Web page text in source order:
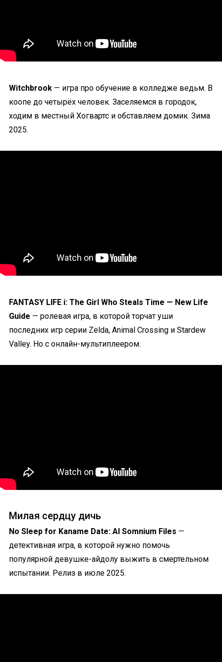
Witchbrook — игра про обучение в колледже ведьм. В
коопе до четырёх человек. Заселяемся в городок,
ходим в местный Хогвартс и обставляем домик. Зима
2025.
FANTASY LIFE i: The Girl Who Steals Time — New Life
Guide — ролевая игра, в которой торчат уши
последних игр серии Zelda, Animal Crossing и Stardew
Valley. Но с онлайн-мультиплеером.
Милая сердцу дичь
No Sleep for Kaname Date: AI Somnium Files —
детективная игра, в которой нужно помочь
популярной девушке-айдолу выжить в смертельном
испытании. Релиз в июле 2025.